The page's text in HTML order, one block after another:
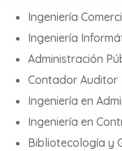
Ingeniería
Ingeniería
Administración
Contador Auditor
Ingeniería en
Ingeniería en
Bibliotecología y